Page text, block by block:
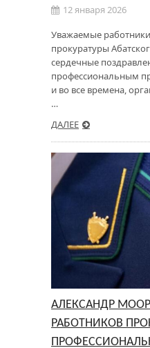
12 января 2026
Уважаемые
прокуратуры
сердечные
профессиональным
и во все времена,
…
ДАЛЕЕ
АЛЕКСАНДР
РАБОТНИКОВ